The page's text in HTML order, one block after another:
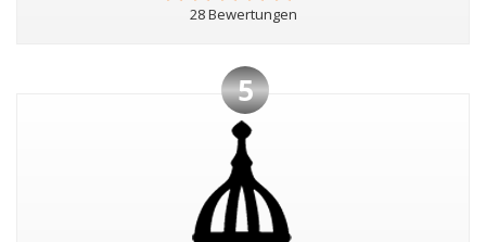
28 Bewertungen
5